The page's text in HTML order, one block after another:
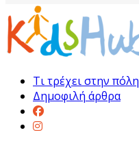
Τι τρέχει στην πόλη
Δημοφιλή άρθρα